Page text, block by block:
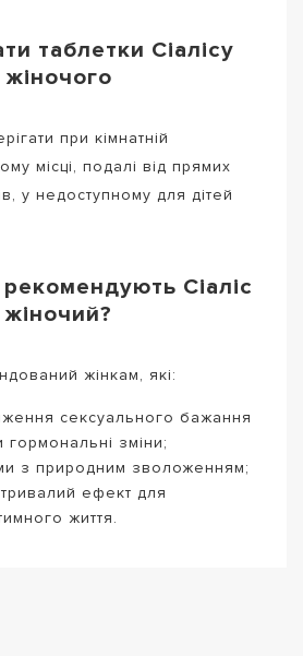
таблетки Сіалісу
жіночого
при кімнатній
місці, подалі від прямих
у недоступному для дітей
рекомендують Сіаліс
жіночий?
жінкам, які:
сексуального бажання
гормональні зміни;
з природним зволоженням;
ефект для
життя.